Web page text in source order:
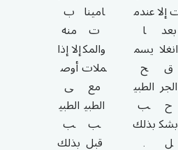
إلا
بعد
انغلا
ق
الجر
ح
بشك
ل
عندم
ا
يسم
ح
الطبي
ب
بذلك
.
امينا
ت
والمك
ملات
مع
الطبي
ب
قبل
ب
منه
إلا إذا
أوص
ى
الطبي
ب
بذلك